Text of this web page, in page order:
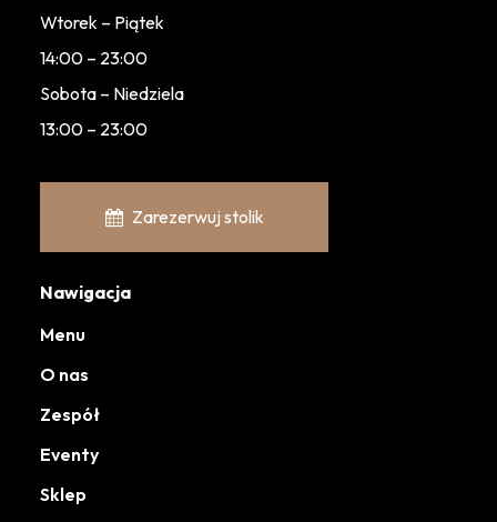
Nawigacja
Menu
O nas
Zespół
Eventy
Sklep
Wtorek – Piątek
14:00 – 23:00
Sobota – Niedziela
13:00 – 23:00
Zarezerwuj stolik